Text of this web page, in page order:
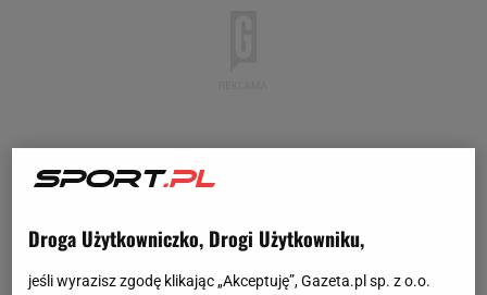
Droga Użytkowniczko, Drogi Użytkowniku,
jeśli wyrazisz zgodę klikając „Akceptuję”, Gazeta.pl sp. z o.o.